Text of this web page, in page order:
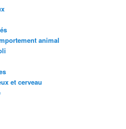
animal
et cerveau